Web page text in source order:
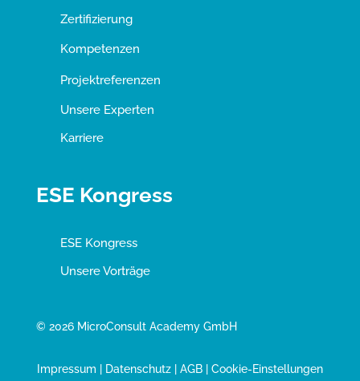
Zertifizierung
Kompetenzen
Projektreferenzen
Unsere Experten
Karriere
ESE Kongress
ESE Kongress
Unsere Vorträge
© 2026 MicroConsult Academy GmbH
Impressum Datenschutz| AGB| Cookie-Einstellungen